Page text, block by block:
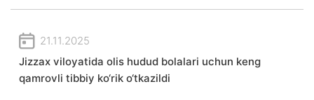
21.11.2025
Jizzax viloyatida olis hudud bolalari uchun keng
qamrovli tibbiy ko‘rik o‘tkazildi